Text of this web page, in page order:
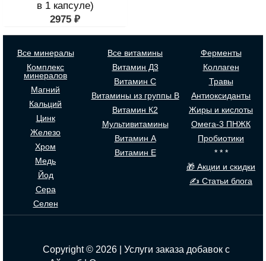
в 1 капсуле)
2975 ₽
Все минералы
Комплекс
минералов
Магний
Кальций
Цинк
Железо
Хром
Медь
Йод
Сера
Селен
Все витамины
Витамин Д3
Витамин С
Витамины из группы В
Витамин К2
Мультивитамины
Витамин А
Витамин Е
Ферменты
Коллаген
Травы
Антиоксиданты
Жиры и кислоты
Омега-3 ПНЖК
Пробиотики
* * *
🎁 Акции и скидки
✍ Статьи блога
Copyright © 2026 | Услуги заказа добавок с